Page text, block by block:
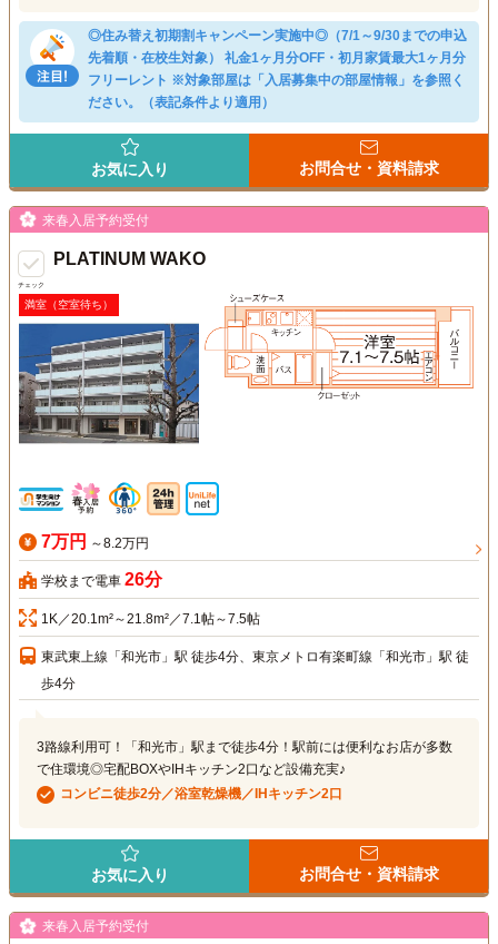
◎住み替え初期割キャンペーン実施中◎（7/1～9/30までの申込
先着順・在校生対象） 礼金1ヶ月分OFF・初月家賃最大1ヶ月分
フリーレント ※対象部屋は「入居募集中の部屋情報」を参照く
ださい。（表記条件より適用）
お気に入り お問合せ・資料請求
チェック
来春入居予約受付
PLATINUM WAKO
満室（空室待ち）
7万円 ～8.2万円
学校まで電車 26分
1K／20.1m²～21.8m²／7.1帖～7.5帖
東武東上線「和光市」駅 徒歩4分、東京メトロ有楽町線「和光市」駅 徒
歩4分
3路線利用可！「和光市」駅まで徒歩4分！駅前には便利なお店が多数
で住環境◎宅配BOXやIHキッチン2口など設備充実♪
コンビニ徒歩2分／浴室乾燥機／IHキッチン2口
お気に入り お問合せ・資料請求
来春入居予約受付